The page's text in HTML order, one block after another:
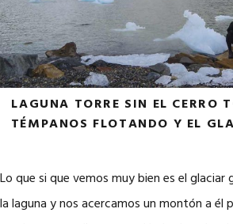
LAGUNA TORRE SIN EL CERRO
TÉMPANOS FLOTANDO Y EL
Lo que si que vemos muy bien es el glaciar
la laguna y nos acercamos un montón a él